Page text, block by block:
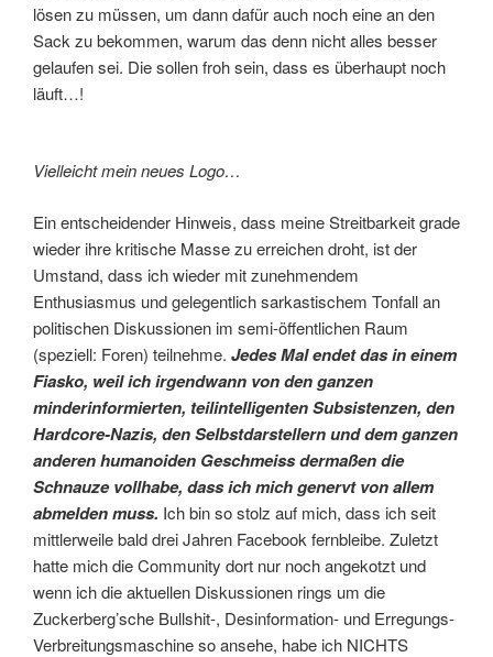
lösen zu müssen, um dann dafür auch noch eine an den
Sack zu bekommen, warum das denn nicht alles besser
gelaufen sei. Die sollen froh sein, dass es überhaupt noch
läuft…!
Vielleicht mein neues Logo…
Ein entscheidender Hinweis, dass meine Streitbarkeit grade
wieder ihre kritische Masse zu erreichen droht, ist der
Umstand, dass ich wieder mit zunehmendem
Enthusiasmus und gelegentlich sarkastischem Tonfall an
politischen Diskussionen im semi-öffentlichen Raum
(speziell: Foren) teilnehme. Jedes Mal endet das in einem
Fiasko, weil ich irgendwann von den ganzen
minderinformierten, teilintelligenten Subsistenzen, den
Hardcore-Nazis, den Selbstdarstellern und dem ganzen
anderen humanoiden Geschmeiss dermaßen die
Schnauze vollhabe, dass ich mich genervt von allem
abmelden muss. Ich bin so stolz auf mich, dass ich seit
mittlerweile bald drei Jahren Facebook fernbleibe. Zuletzt
hatte mich die Community dort nur noch angekotzt und
wenn ich die aktuellen Diskussionen rings um die
Zuckerberg’sche Bullshit-, Desinformation- und Erregungs-
Verbreitungsmaschine so ansehe, habe ich NICHTS